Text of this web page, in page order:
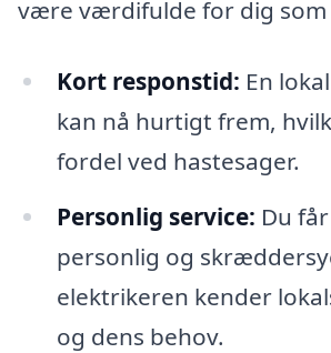
være værdifulde for dig som
Kort responstid: En
kan nå hurtigt frem,
fordel ved hastesager.
Personlig service: Du
personlig og
elektrikeren kender
og dens behov.